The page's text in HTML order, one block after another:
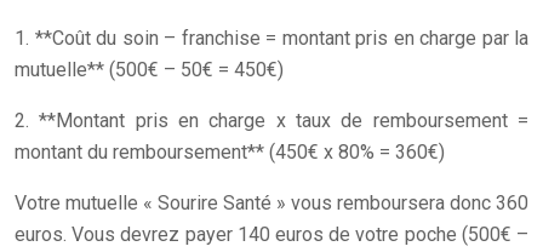
1. **Coût du soin – franchise = montant pris en charge par la
mutuelle** (500€ – 50€ = 450€)
2. **Montant pris en charge x taux de remboursement =
montant du remboursement** (450€ x 80% = 360€)
Votre mutuelle « Sourire Santé » vous remboursera donc 360
euros. Vous devrez payer 140 euros de votre poche (500€ –